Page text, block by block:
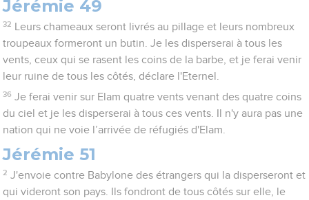
Jérémie 49
32
Leurs chameaux seront livrés au pillage et leurs nombreux
troupeaux formeront un butin. Je les disperserai à tous les
vents, ceux qui se rasent les coins de la barbe, et je ferai venir
leur ruine de tous les côtés, déclare l'Eternel.
36 Je ferai venir sur Elam quatre vents venant des quatre coins
du ciel et je les disperserai à tous ces vents. Il n'y aura pas une
nation qui ne voie l’arrivée de réfugiés d'Elam.
Jérémie 51
2 J'envoie contre Babylone des étrangers qui la disperseront et
qui videront son pays. Ils fondront de tous côtés sur elle, le